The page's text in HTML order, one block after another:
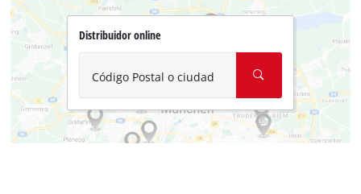
Distribuidor online
Código Postal o ciudad